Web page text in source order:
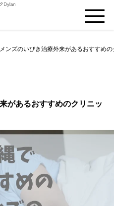
ンズのいびき治療外来があるおすすめ
があるおすすめのクリニッ